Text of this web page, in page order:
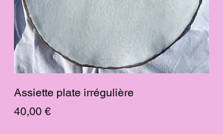
Assiette plate irrégulière
Prix
40,00 €